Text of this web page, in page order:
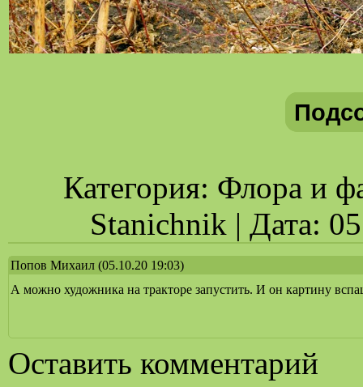
Категория: Флора и
Stanichnik | Дата:
Попов Михаил (05.10.20 19:03)
А можно художника на тракторе запустить. И он картину
Оставить комментарий